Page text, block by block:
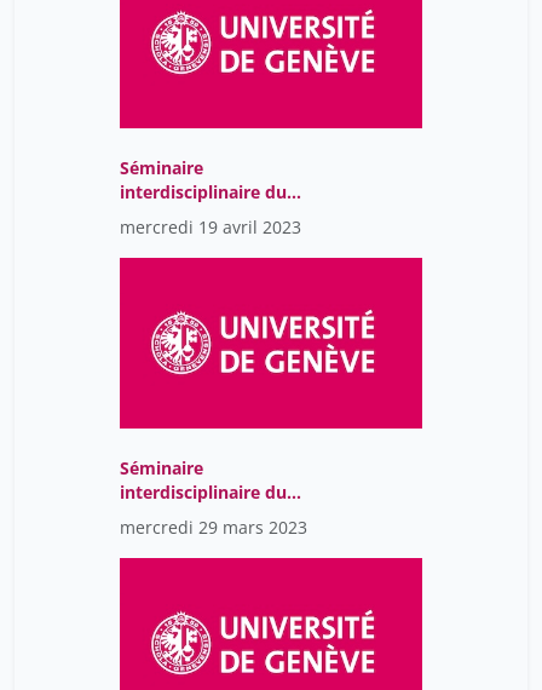
Séminaire
interdisciplinaire du
Centre Jean Piaget
mercredi 19 avril 2023
Séminaire
interdisciplinaire du
Centre Jean Piaget
mercredi 29 mars 2023